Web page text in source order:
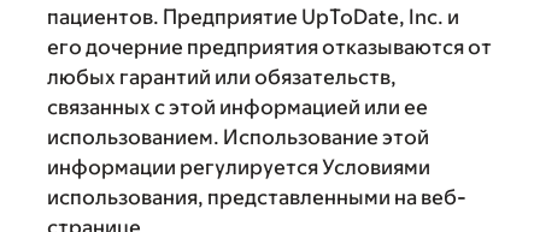
пациентов. Предприятие UpToDate, Inc. и
его дочерние предприятия отказываются от
любых гарантий или обязательств,
связанных с этой информацией или ее
использованием. Использование этой
информации регулируется Условиями
использования, представленными на веб-
странице